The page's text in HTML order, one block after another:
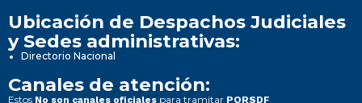
Ubicación de Despachos Judiciales
y Sedes administrativas:
Directorio Nacional
Canales de atención:
Estos No son canales oficiales para tramitar PQRSDF